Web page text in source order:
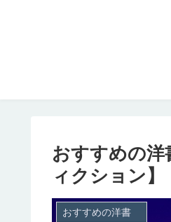
おすすめの
ィクション】
おすすめの洋書